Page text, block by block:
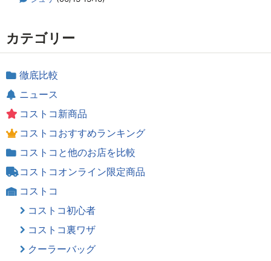
カテゴリー
徹底比較
ニュース
コストコ新商品
コストコおすすめランキング
コストコと他のお店を比較
コストコオンライン限定商品
コストコ
コストコ初心者
コストコ裏ワザ
クーラーバッグ